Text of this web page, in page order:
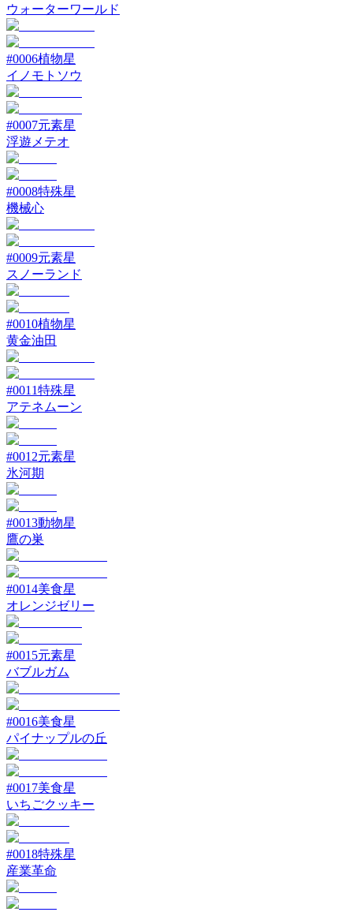
ウォーターワールド
#0006植物星
イノモトソウ
#0007元素星
浮遊メテオ
#0008特殊星
機械心
#0009元素星
スノーランド
#0010植物星
黄金油田
#0011特殊星
アテネムーン
#0012元素星
氷河期
#0013動物星
鷹の巣
#0014美食星
オレンジゼリー
#0015元素星
バブルガム
#0016美食星
パイナップルの丘
#0017美食星
いちごクッキー
#0018特殊星
産業革命